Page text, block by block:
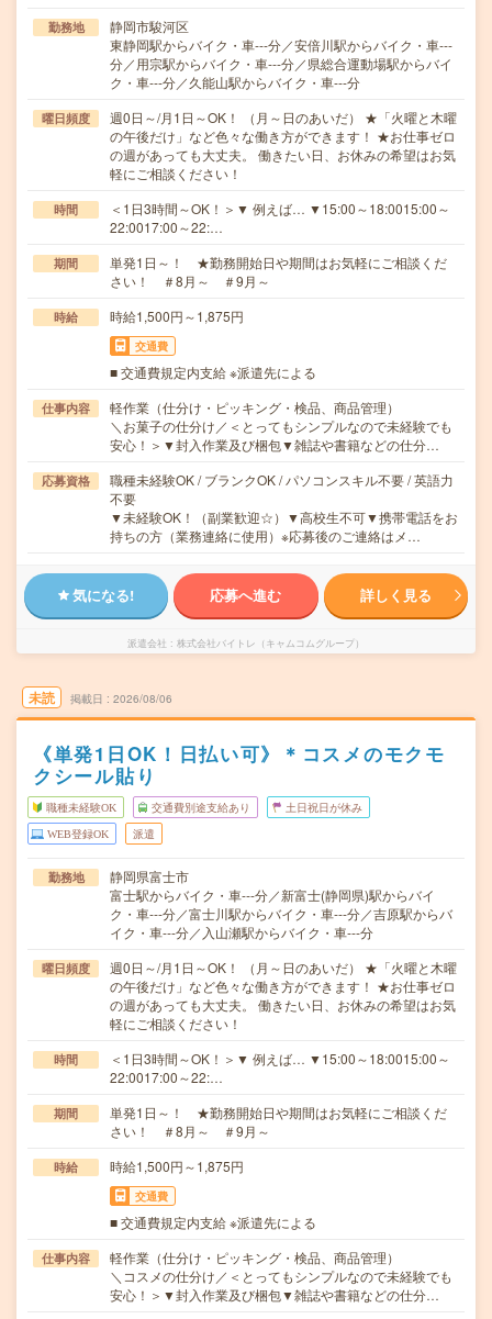
勤務地
静岡市駿河区
東静岡駅からバイク・車---分／安倍川駅からバイク・車---
分／用宗駅からバイク・車---分／県総合運動場駅からバイ
ク・車---分／久能山駅からバイク・車---分
曜日頻度
週0日～/月1日～OK！ （月～日のあいだ） ★「火曜と木曜
の午後だけ」など色々な働き方ができます！ ★お仕事ゼロ
の週があっても大丈夫。 働きたい日、お休みの希望はお気
軽にご相談ください！
時間
＜1日3時間～OK！＞▼ 例えば… ▼15:00～18:0015:00～
22:0017:00～22:…
期間
単発1日～！ ★勤務開始日や期間はお気軽にご相談くだ
さい！ ＃8月～ ＃9月～
時給 時給1,500円～1,875円
交通費
■ 交通費規定内支給 ※派遣先による
仕事内容
軽作業（仕分け・ピッキング・検品、商品管理）
＼お菓子の仕分け／＜とってもシンプルなので未経験でも
安心！＞▼封入作業及び梱包▼雑誌や書籍などの仕分…
応募資格
職種未経験OK / ブランクOK / パソコンスキル不要 / 英語力
不要
▼未経験OK！（副業歓迎☆）▼高校生不可▼携帯電話をお
持ちの方（業務連絡に使用）※応募後のご連絡はメ…
気になる! 応募へ進む 詳しく見る
派遣会社 株式会社バイトレ（キャムコムグループ）
未読 掲載日 2026/08/06
《単発1日OK！日払い可》＊コスメのモクモ
クシール貼り
職種未経験OK 交通費別途支給あり 土日祝日が休み
WEB登録OK 派遣
勤務地
静岡県富士市
富士駅からバイク・車---分／新富士(静岡県)駅からバイ
ク・車---分／富士川駅からバイク・車---分／吉原駅からバ
イク・車---分／入山瀬駅からバイク・車---分
曜日頻度
週0日～/月1日～OK！ （月～日のあいだ） ★「火曜と木曜
の午後だけ」など色々な働き方ができます！ ★お仕事ゼロ
の週があっても大丈夫。 働きたい日、お休みの希望はお気
軽にご相談ください！
時間
＜1日3時間～OK！＞▼ 例えば… ▼15:00～18:0015:00～
22:0017:00～22:…
期間
単発1日～！ ★勤務開始日や期間はお気軽にご相談くだ
さい！ ＃8月～ ＃9月～
時給 時給1,500円～1,875円
交通費
■ 交通費規定内支給 ※派遣先による
仕事内容
軽作業（仕分け・ピッキング・検品、商品管理）
＼コスメの仕分け／＜とってもシンプルなので未経験でも
安心！＞▼封入作業及び梱包▼雑誌や書籍などの仕分…